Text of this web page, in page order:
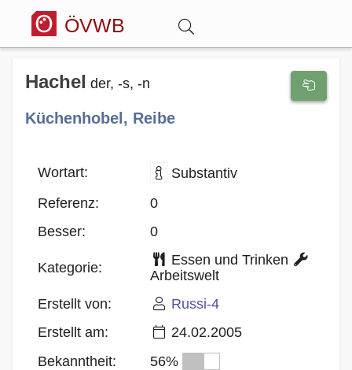
ÖVWB
Anmelden
Wörterbuch
Hitparade
Blog
Hachel der, -s, -n
Küchenhobel, Reibe
Wortart:
Substantiv
Referenz:
0
Besser:
0
Kategorie:
Essen und Trinken
Arbeitswelt
Erstellt von:
Russi-4
Erstellt am:
24.02.2005
Bekanntheit:
56%